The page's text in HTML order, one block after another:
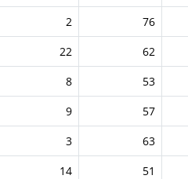
2 76
22 62
8 53
9 57
3 63
14 51